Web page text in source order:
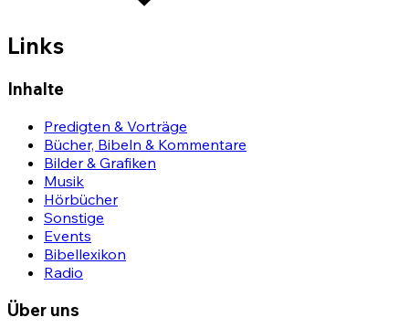
Links
Inhalte
Predigten & Vorträge
Bücher, Bibeln & Kommentare
Bilder & Grafiken
Musik
Hörbücher
Sonstige
Events
Bibellexikon
Radio
Über uns